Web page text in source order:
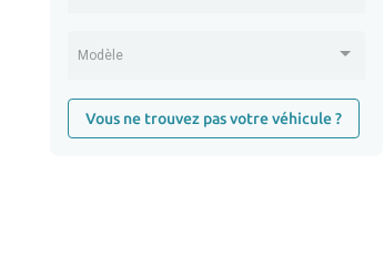
Modèle
Vous ne trouvez pas votre véhicule ?